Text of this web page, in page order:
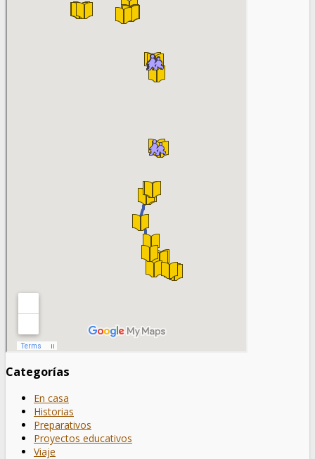
Categorías
En casa
Historias
Preparativos
Proyectos educativos
Viaje